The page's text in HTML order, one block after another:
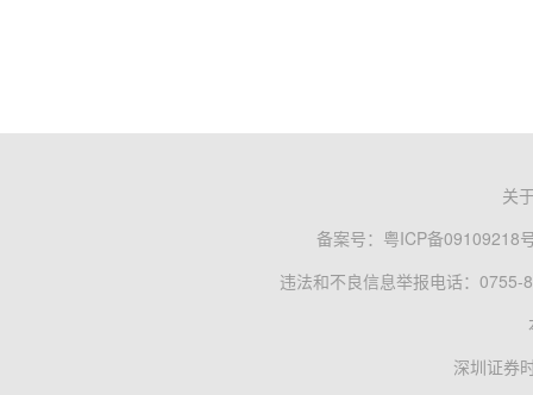
关
备案号： 粤ICP备09109218
违法和不良信息举报电话：0755-
深圳证券